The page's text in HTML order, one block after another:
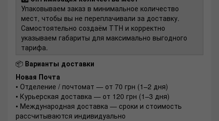
Упаковываем заказ в минимальное количество
мест, чтобы вы не переплачивали за доставку.
Самостоятельно создаём ТТН и корректно
указываем габариты для максимально выгодного
тарифа.
📦 Варианты доставки
Новая Почта
• Отделение / почтомат — от 70 грн (1–2 дня)
• Курьерская доставка — от 120 грн (1–3 дня)
• Международная доставка — сроки и стоимость
рассчитываются индивидуально